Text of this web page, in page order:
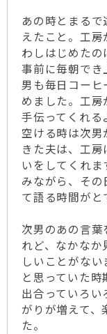
あの時とまる
えたこと。工
わしはじめた
事前に毎朝でき
男も毎日コーヒ
めました。工
手伝ってくれる
空ける時は次男
きた夫は、工
いをしてくれ
みながら、そ
て語る時間がと
次男のあの言
れど、なかな
しいことがない
と思っていた
出合っていろ
がりが増えて
た。